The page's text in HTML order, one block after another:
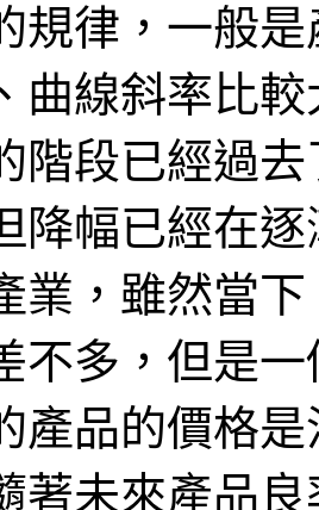
規律，一般
曲線斜率比
階段已經過
降幅已經在
業，雖然當
不多，但是
產品的價格
著未來產品